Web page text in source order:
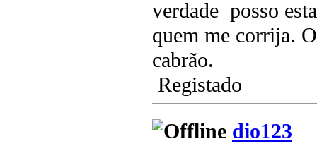
verdade posso
quem me corrija.
cabrão.
Registado
dio123